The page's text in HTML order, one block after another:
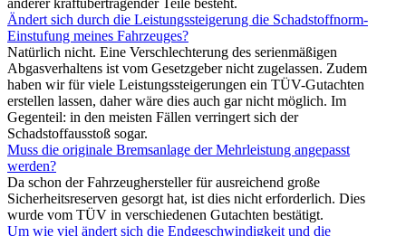
Ändert sich durch die Leistungssteigerung die Schadstoffnorm-
Einstufung meines Fahrzeuges?
Natürlich nicht. Eine Verschlechterung des serienmäßigen
Abgasverhaltens ist vom Gesetzgeber nicht zugelassen. Zudem
haben wir für viele Leistungssteigerungen ein TÜV-Gutachten
erstellen lassen, daher wäre dies auch gar nicht möglich. Im
Gegenteil: in den meisten Fällen verringert sich der
Schadstoffausstoß sogar.
Muss die originale Bremsanlage der Mehrleistung angepasst
werden?
Da schon der Fahrzeughersteller für ausreichend große
Sicherheitsreserven gesorgt hat, ist dies nicht erforderlich. Dies
wurde vom TÜV in verschiedenen Gutachten bestätigt.
Um wie viel ändert sich die Endgeschwindigkeit und die